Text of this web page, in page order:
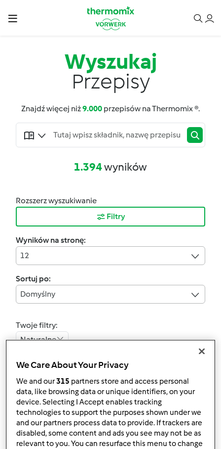
Wyszukaj
Przepisy
Znajdź więcej niż9.000 przepisów na Thermomix ®.
1.394wyników
Rozszerz wyszukiwanie
Filtry
Wyników na stronę:
12
Sortuj po:
Domyślny
Twoje filtry:
Naturalne
Wyczyść
Koktajl bananowo-
kokosowy
przezGość
We Care About Your Privacy
We and our315 partners store and access personal
data, like browsing data or unique identifiers, on your
device. Selecting I Accept enables tracking
technologies to support the purposes shown under we
and our partners process data to provide. If trackers are
disabled, some content and ads you see may not be as
relevant to you. You can resurface this menu to change